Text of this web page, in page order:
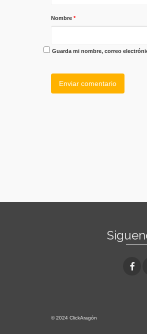
Nombre *
Guarda mi nombre, correo
© 2024 ClickAragón